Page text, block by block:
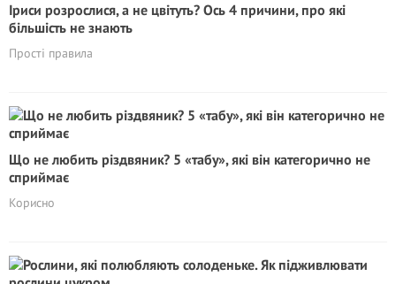
Іриси розрослися, а не цвітуть? Ось 4 причини, про які
більшість не знають
Прості правила
Що не любить різдвяник? 5 «табу», які він категорично не
сприймає
Корисно